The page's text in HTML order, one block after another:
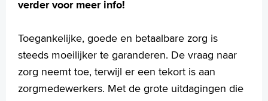
verder voor meer info!
Toegankelijke, goede en betaalbare zorg is
steeds moeilijker te garanderen. De vraag naar
zorg neemt toe, terwijl er een tekort is aan
zorgmedewerkers. Met de grote uitdagingen die